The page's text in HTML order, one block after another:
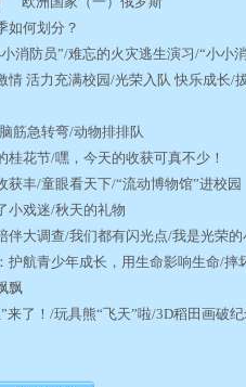
如何划分？
消防员”/难忘的火灾逃生演习/“小小
情 活力充满校园/光荣入队 快乐成长/
筋急转弯/动物排排队
桂花节/嘿，今天的收获可真不少！
获丰/童眼看天下/“流动博物馆”进校园
小戏迷/秋天的礼物
伴大调查/我们都有闪光点/我是光荣
护航青少年成长，用生命影响生命/
飘
来了！/玩具熊“飞天”啦/3D稻田画破